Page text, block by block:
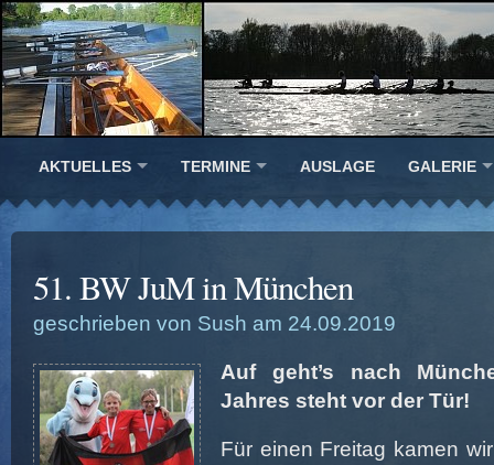
AKTUELLES TERMINE AUSLAGE GALERIE
51. BW JuM in München
geschrieben von Sush am 24.09.2019
Auf geht’s nach
Jahres steht vor der Tür!
Für einen Freitag kamen